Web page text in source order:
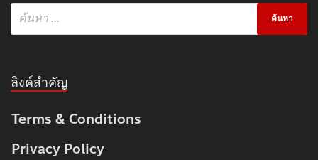
ลิงค์สำคัญ
Terms & Conditions
Privacy Policy